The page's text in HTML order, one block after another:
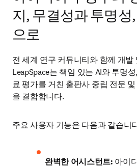
지, 무결성과 투명성
으로
전 세계 연구 커뮤니티와 함께 개발
LeapSpace는 책임 있는 AI와 투명
료 평가를 거친 출판사 중립 전문
을 결합합니다.
주요 사용자 기능은 다음과 같습니
완벽한 어시스턴트: 아이